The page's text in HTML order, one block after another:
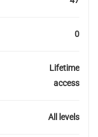
0
Lifetime
access
All levels